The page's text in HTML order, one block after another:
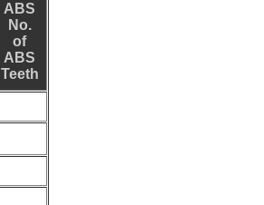
ABS
No.
of
ABS
Teeth